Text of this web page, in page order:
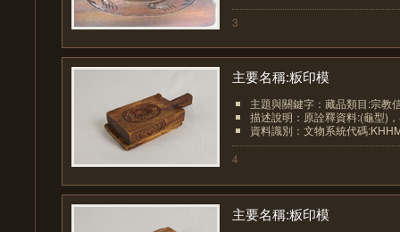
3
主要名稱:粄印模
主題與關鍵字：藏品類目:宗教
描述說明：原詮釋資料:(龜型)
資料識別：文物系統代碼
4
主要名稱:粄印模